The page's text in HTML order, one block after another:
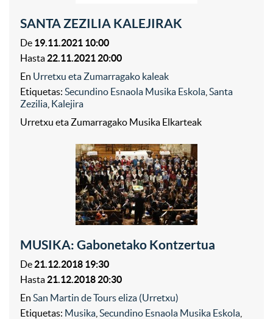
SANTA ZEZILIA KALEJIRAK
De 19.11.2021 10:00
Hasta 22.11.2021 20:00
En Urretxu eta Zumarragako kaleak
Etiquetas: Secundino Esnaola Musika Eskola Santa
Zezilia Kalejira
Urretxu eta Zumarragako Musika Elkarteak
MUSIKA: Gabonetako Kontzertua
De 21.12.2018 19:30
Hasta 21.12.2018 20:30
En San Martin de Tours eliza (Urretxu)
Etiquetas: Musika Secundino Esnaola Musika Eskola